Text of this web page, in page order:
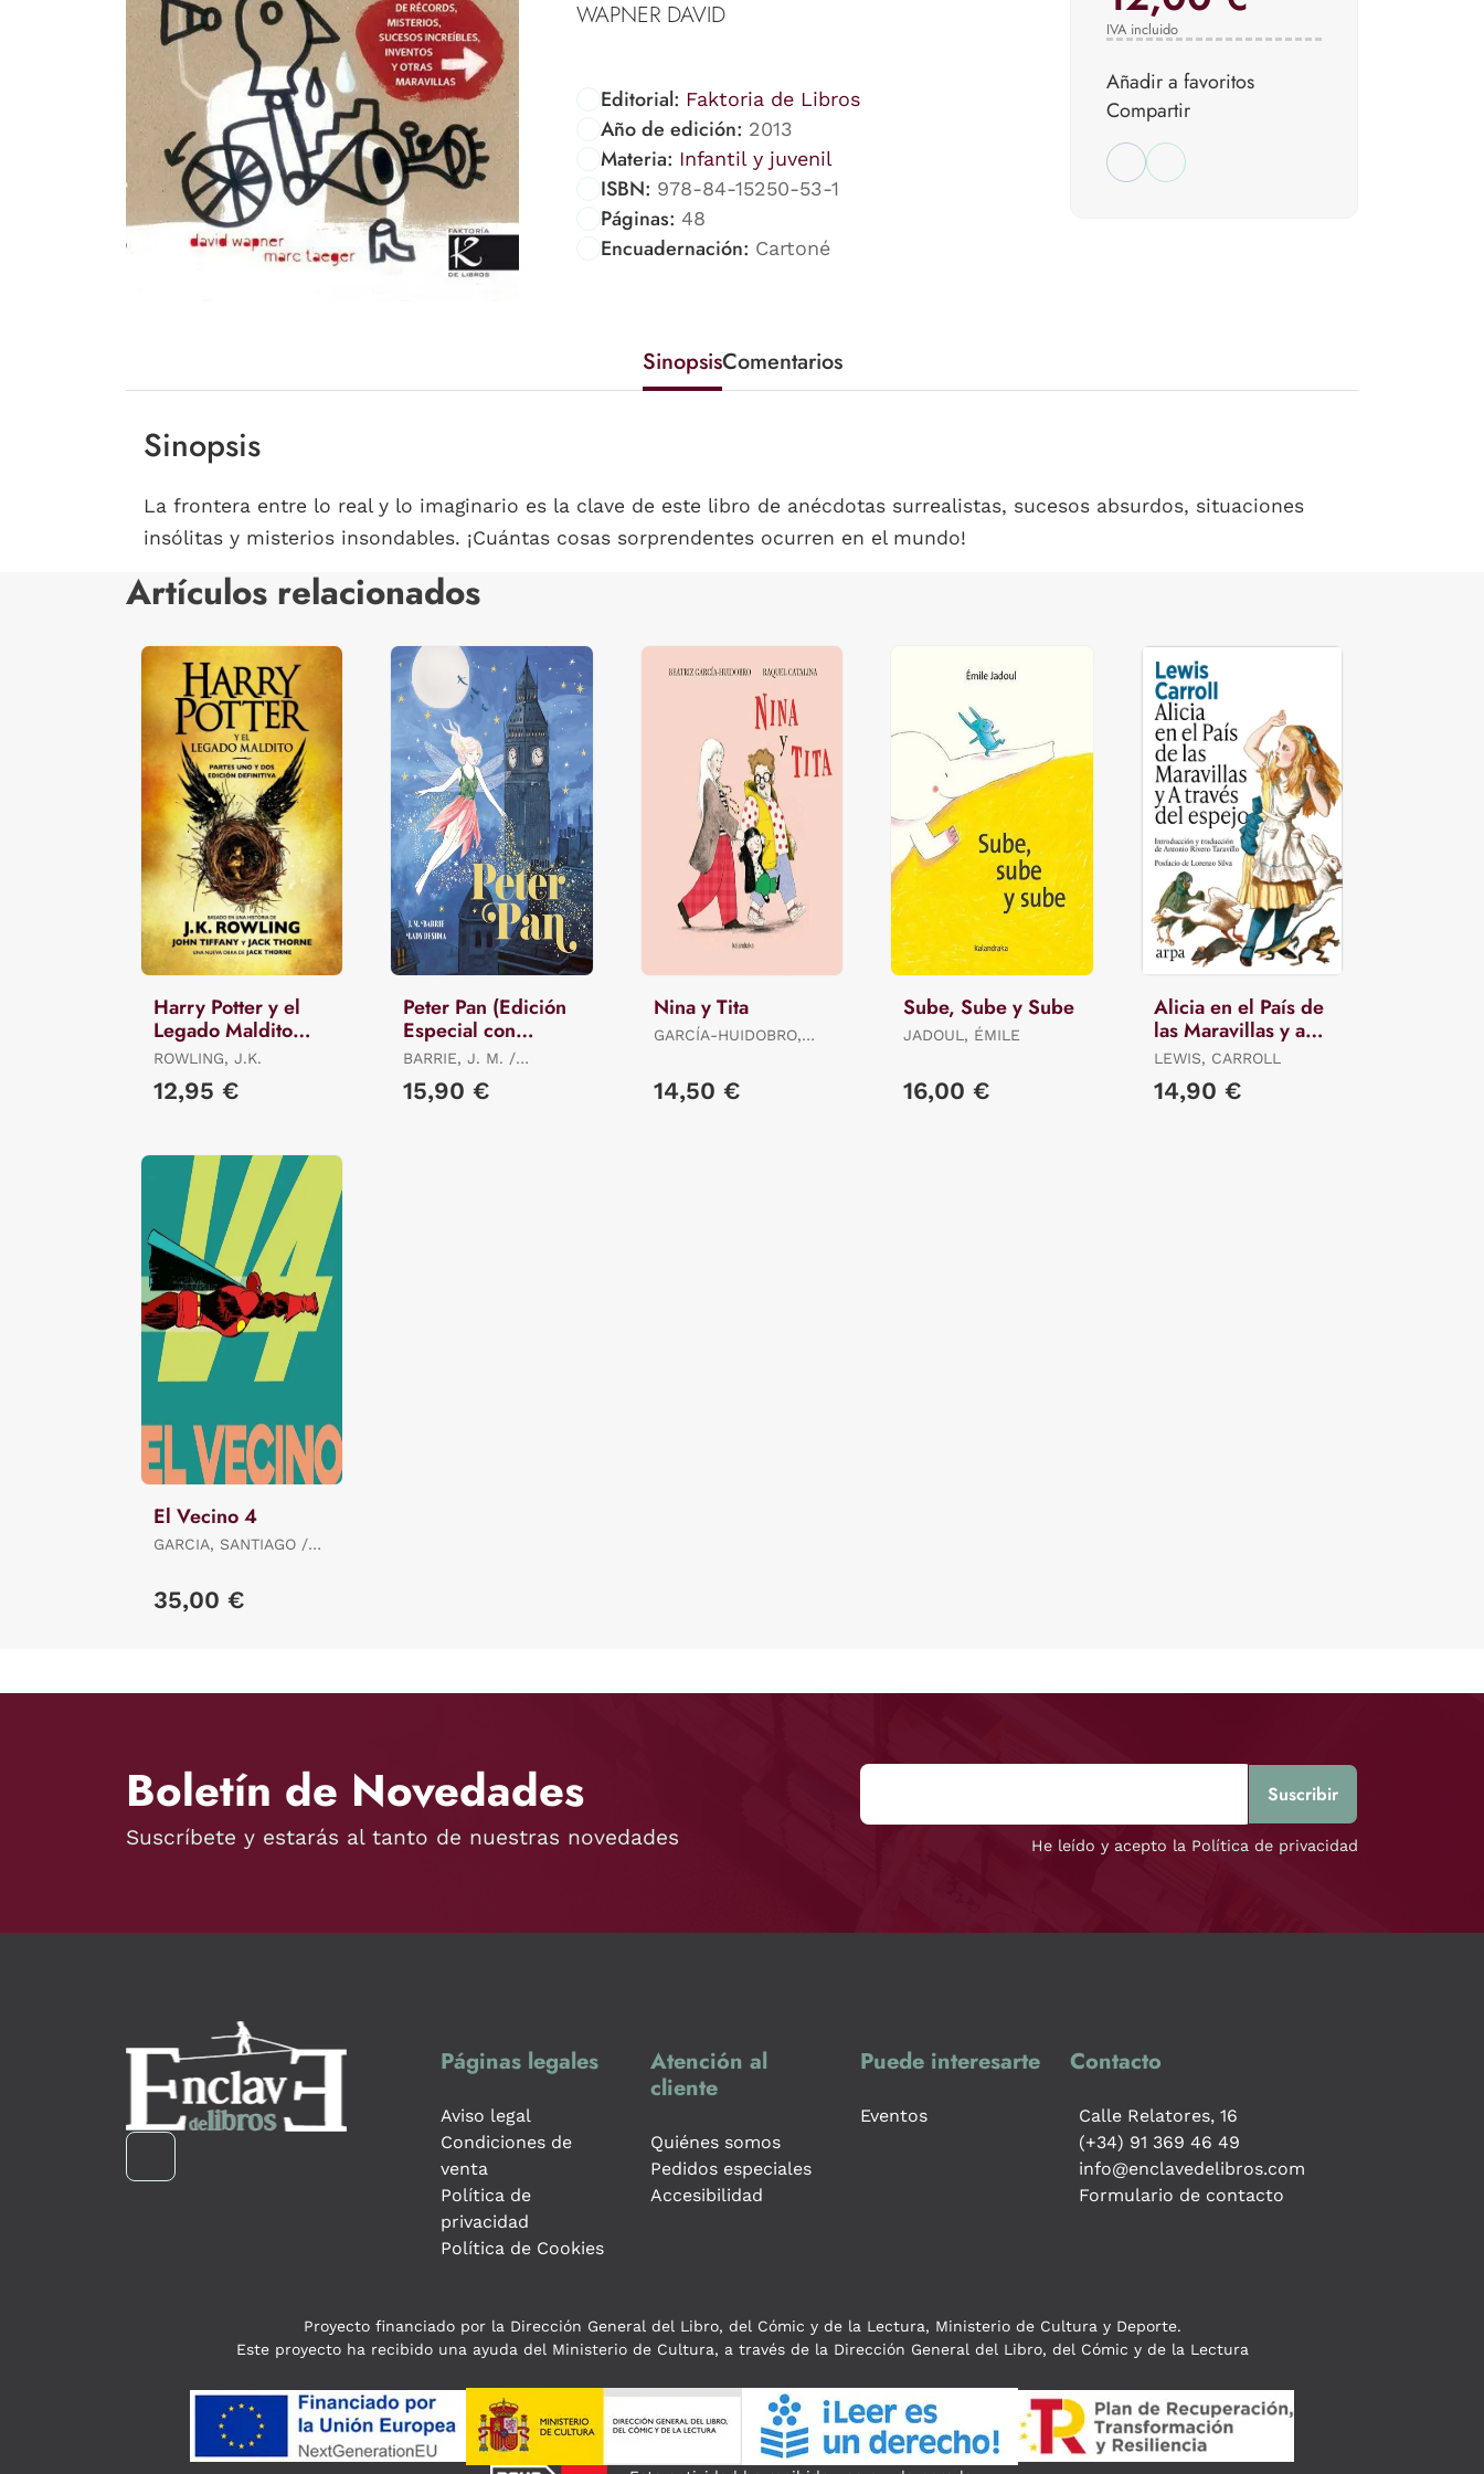
WAPNER DAVID
Editorial: Faktoria de Libros
Año de edición: 2013
Materia: Infantil y juvenil
ISBN: 978-84-15250-53-1
Páginas: 48
Encuadernación: Cartoné
IVA incluido
Añadir a favoritos
Compartir
SinopsisComentarios
Sinopsis
La frontera entre lo real y lo imaginario es la clave de este libro de anécdotas surrealistas, sucesos absurdos, situaciones
insólitas y misterios insondables. ¡Cuántas cosas sorprendentes ocurren en el mundo!
Artículos relacionados
Harry Potter y el
Legado Maldito
(Harry Potter 8)
ROWLING, J.K.
12,95 €
Peter Pan (Edición
Especial con
Cantos Tintados)
BARRIE, J. M. /
15,90 €
Nina y Tita
GARCÍA-HUIDOBRO,
14,50 €
Sube, Sube y Sube
JADOUL, ÉMILE
16,00 €
Alicia en el País de
las Maravillas y a
Través del Espejo
LEWIS, CARROLL
14,90 €
El Vecino 4
GARCIA, SANTIAGO /
35,00 €
Boletín de Novedades
Suscríbete y estarás al tanto de nuestras novedades He leído y acepto la Política de privacidad
Páginas legales
Aviso legal
Condiciones de
venta
Política de
privacidad
Política de Cookies
Atención al
cliente
Quiénes somos
Pedidos especiales
Accesibilidad
Puede interesarte
Eventos
Contacto
Calle Relatores, 16
(+34) 91 369 46 49
info@enclavedelibros.com
Formulario de contacto
Proyecto financiado por la Dirección General del Libro, del Cómic y de la Lectura, Ministerio de Cultura y Deporte.
Este proyecto ha recibido una ayuda del Ministerio de Cultura, a través de la Dirección General del Libro, del Cómic y de la Lectura